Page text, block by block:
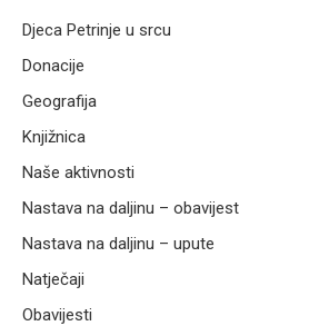
Djeca Petrinje u srcu
Donacije
Geografija
Knjižnica
Naše aktivnosti
Nastava na daljinu – obavijest
Nastava na daljinu – upute
Natječaji
Obavijesti